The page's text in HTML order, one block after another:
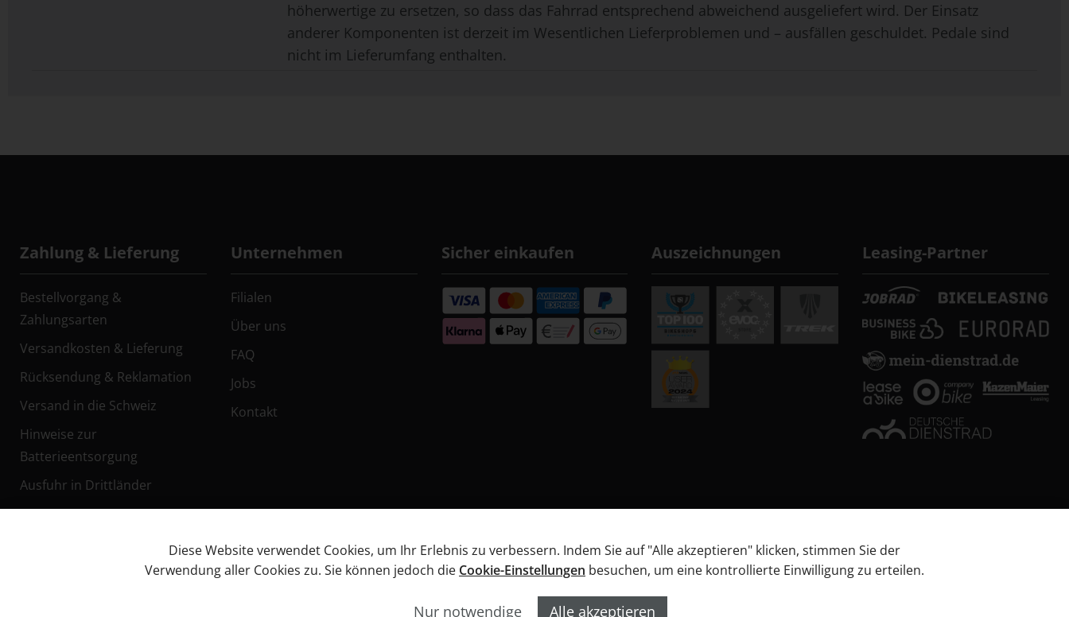
höherwertige zu ersetzen, so dass das Fahrrad entsprechend abweichend ausgeliefert wird. Der Einsatz
anderer Komponenten ist derzeit im Wesentlichen Lieferproblemen und – ausfällen geschuldet. Pedale sind
nicht im Lieferumfang enthalten.
Zahlung & Lieferung
Bestellvorgang &
Zahlungsarten
Versandkosten & Lieferung
Rücksendung & Reklamation
Versand in die Schweiz
Hinweise zur
Batterieentsorgung
Ausfuhr in Drittländer
Unternehmen
Filialen
Über uns
FAQ
Jobs
Kontakt
Sicher einkaufen Auszeichnungen Leasing-Partner
Datenschutz Widerrufsbelehrung
Diese Website verwendet Cookies, um Ihr Erlebnis zu verbessern. Indem Sie auf "Alle akzeptieren" klicken, stimmen Sie der
Verwendung aller Cookies zu. Sie können jedoch die Cookie-Einstellungen besuchen, um eine kontrollierte Einwilligung zu erteilen.
Nur notwendige Alle akzeptieren